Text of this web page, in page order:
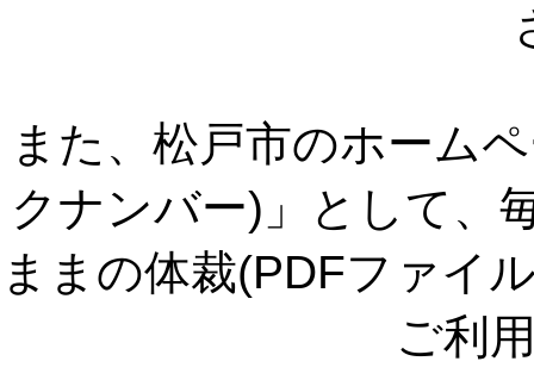
また、松戸市のホーム
クナンバー)」として、
ままの体裁(PDFファイ
ご利